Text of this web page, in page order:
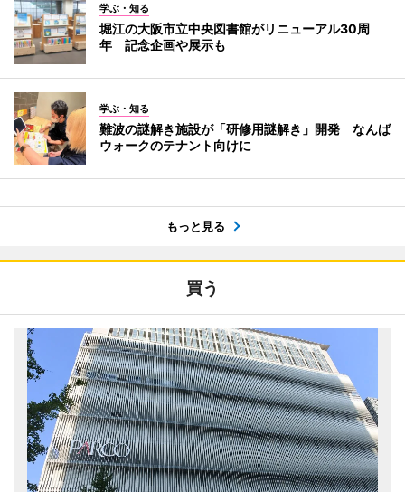
学ぶ・知る
堀江の大阪市立中央図書館がリニューアル30周
年 記念企画や展示も
学ぶ・知る
難波の謎解き施設が「研修用謎解き」開発 なんば
ウォークのテナント向けに
もっと見る
買う